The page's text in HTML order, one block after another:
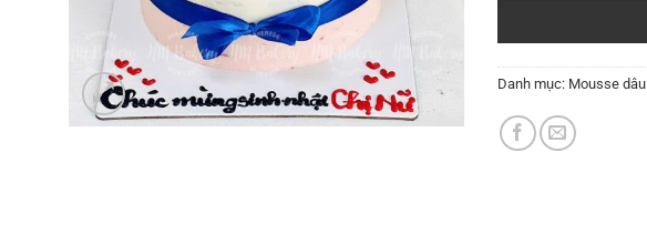
Danh mục: Mousse dâu